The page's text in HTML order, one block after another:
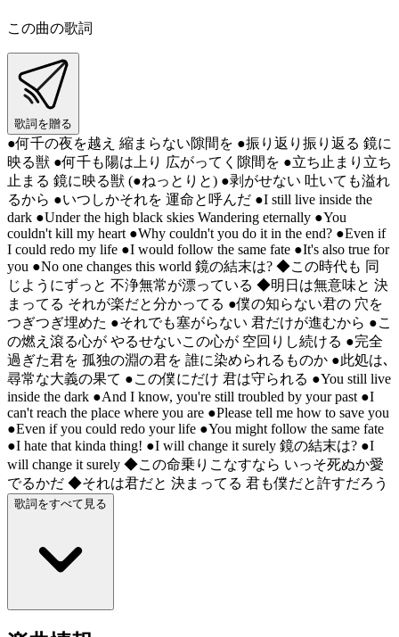
この曲の歌詞
歌詞を贈る
●何千の夜を越え 縮まらない隙間を ●振り返り振り返る 鏡に
映る獣 ●何千も陽は上り 広がってく隙間を ●立ち止まり立ち
止まる 鏡に映る獣 (●ねっとりと) ●剥がせない 吐いても溢れ
るから ●いつしかそれを 運命と呼んだ ●I still live inside the
dark ●Under the high black skies Wandering eternally ●You
couldn't kill my heart ●Why couldn't you do it in the end? ●Even if
I could redo my life ●I would follow the same fate ●It's also true for
you ●No one changes this world 鏡の結末は? ◆この時代も 同
じようにずっと 不浄無常が漂っている ◆明日は無意味と 決
まってる それが楽だと分かってる ●僕の知らない君の 穴を
つぎつぎ埋めた ●それでも塞がらない 君だけが進むから ●こ
の燃え滾る心が やるせないこの心が 空回りし続ける ●完全
過ぎた君を 孤独の淵の君を 誰に染められるものか ●此処は､
尋常な大義の果て ●この僕にだけ 君は守られる ●You still live
inside the dark ●And I know, you're still troubled by your past ●I
can't reach the place where you are ●Please tell me how to save you
●Even if you could redo your life ●You might follow the same fate
●I hate that kinda thing! ●I will change it surely 鏡の結末は? ●I
will change it surely ◆この命乗りこなすなら いっそ死ぬか愛
でるかだ ◆それは君だと 決まってる 君も僕だと許すだろう
歌詞をすべて見る